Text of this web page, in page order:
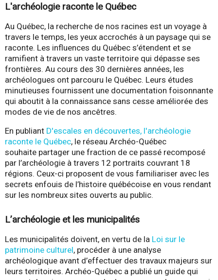
é
b
e
c
L'archéologie raconte le Québec
Au Québec, la recherche de nos racines est un voyage à
travers le temps, les yeux accrochés à un paysage qui se
raconte. Les influences du Québec s’étendent et se
ramifient à travers un vaste territoire qui dépasse ses
frontières. Au cours des 30 dernières années, les
archéologues ont parcouru le Québec. Leurs études
minutieuses fournissent une documentation foisonnante
qui aboutit à la connaissance sans cesse améliorée des
modes de vie de nos ancêtres.
En publiant D'escales en découvertes, l'archéologie
raconte le Québec, le réseau Archéo-Québec
souhaite partager une fraction de ce passé recomposé
par l’archéologie à travers 12 portraits couvrant 18
régions. Ceux-ci proposent de vous familiariser avec les
secrets enfouis de l’histoire québécoise en vous rendant
sur les nombreux sites ouverts au public.
L’archéologie et les municipalités
Les municipalités doivent, en vertu de la Loi sur le
patrimoine culturel, procéder à une analyse
archéologique avant d’effectuer des travaux majeurs sur
leurs territoires. Archéo-Québec a publié un guide qui